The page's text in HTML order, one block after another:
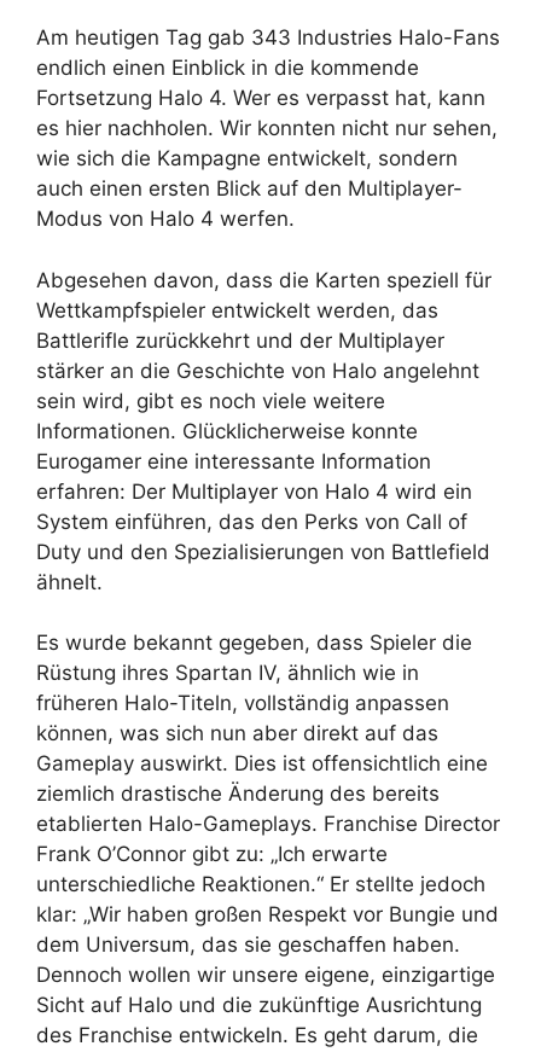
Am heutigen Tag gab 343 Industries Halo-Fans
endlich einen Einblick in die kommende
Fortsetzung Halo 4. Wer es verpasst hat, kann
es hier nachholen. Wir konnten nicht nur sehen,
wie sich die Kampagne entwickelt, sondern
auch einen ersten Blick auf den Multiplayer-
Modus von Halo 4 werfen.
Abgesehen davon, dass die Karten speziell für
Wettkampfspieler entwickelt werden, das
Battlerifle zurückkehrt und der Multiplayer
stärker an die Geschichte von Halo angelehnt
sein wird, gibt es noch viele weitere
Informationen. Glücklicherweise konnte
Eurogamer eine interessante Information
erfahren: Der Multiplayer von Halo 4 wird ein
System einführen, das den Perks von Call of
Duty und den Spezialisierungen von Battlefield
ähnelt.
Es wurde bekannt gegeben, dass Spieler die
Rüstung ihres Spartan IV, ähnlich wie in
früheren Halo-Titeln, vollständig anpassen
können, was sich nun aber direkt auf das
Gameplay auswirkt. Dies ist offensichtlich eine
ziemlich drastische Änderung des bereits
etablierten Halo-Gameplays. Franchise Director
Frank O’Connor gibt zu: „Ich erwarte
unterschiedliche Reaktionen.“ Er stellte jedoch
klar: „Wir haben großen Respekt vor Bungie und
dem Universum, das sie geschaffen haben.
Dennoch wollen wir unsere eigene, einzigartige
Sicht auf Halo und die zukünftige Ausrichtung
des Franchise entwickeln. Es geht darum, die